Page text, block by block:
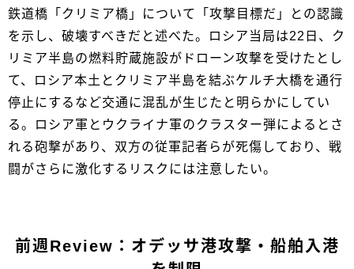
鉄道橋「クリミア橋」について「攻撃目標だ」との認識
を示し、破壊すべきだと述べた。ロシア当局は22日、ク
リミア半島の燃料貯蔵施設がドローン攻撃を受けたとし
て、ロシア本土とクリミア半島を結ぶケルチ大橋を通行
停止にするなど交通に混乱が生じたと明らかにしてい
る。ロシア軍とウクライナ軍のクラスター弾によるとさ
れる砲撃があり、双方の従軍記者らが死傷しており、戦
闘がさらに激化するリスクには注意したい。
前週Review：オデッサ港攻撃・船舶入港